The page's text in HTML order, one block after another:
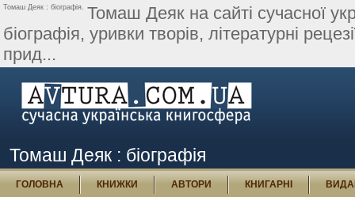
Томаш Деяк : біографія. Томаш Деяк на сайті сучасної
біографія, уривки творів, літературні
прид...
Томаш Деяк : біографія
ГОЛОВНА КНИЖКИ АВТОРИ КНИГАРНІ